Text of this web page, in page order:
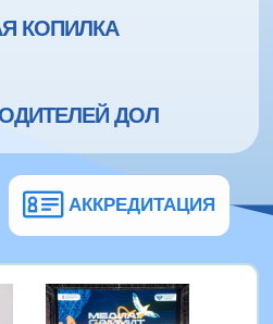
КОПИЛКА
ДОЛ
АККРЕДИТАЦИЯ